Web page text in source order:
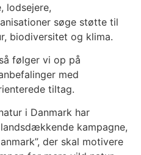
lodsejere,
søge støtte til
biodiversitet og klima.
følger vi op på
med
tiltag.
i Danmark har
kampagne,
der skal motivere